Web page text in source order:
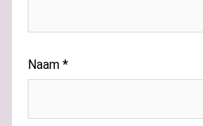
Naam *